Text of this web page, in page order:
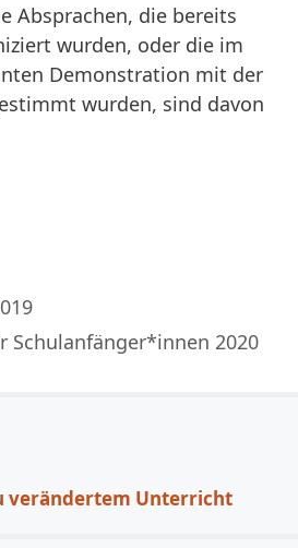
Absprachen, die bereits
wurden, oder die im
Demonstration mit der
wurden, sind davon
Schulanfänger*innen 2020
verändertem Unterricht